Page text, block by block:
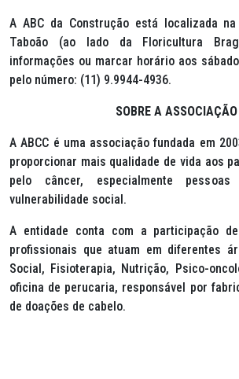
A ABC da Construção está localizada
Taboão (ao lado da Floricultura
informações ou marcar horário aos
pelo número: (11) 9.9944-4936.
SOBRE A ASSOCIAÇÃO
A ABCC é uma associação fundada em
proporcionar mais qualidade de vida aos
pelo câncer, especialmente
vulnerabilidade social.
A entidade conta com a participação
profissionais que atuam em diferentes
Social, Fisioterapia, Nutrição, Psico-
oficina de perucaria, responsável por
de doações de cabelo.